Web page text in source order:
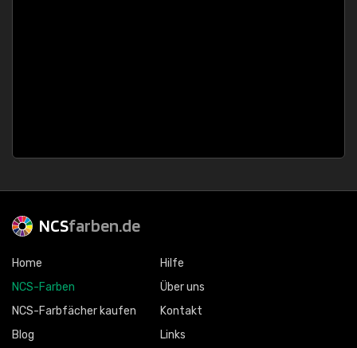
NCSfarben.de
Home
NCS-Farben
NCS-Farbfächer kaufen
Blog
Hilfe
Über uns
Kontakt
Links